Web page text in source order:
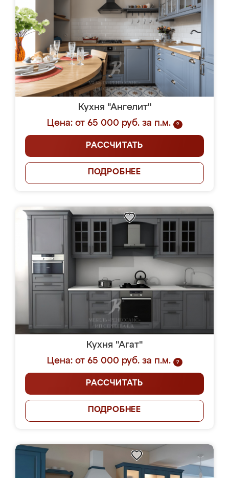
Кухня "Ангелит"
Цена: от 65 000 руб. за п.м.
?
РАССЧИТАТЬ
ПОДРОБНЕЕ
Кухня "Агат"
Цена: от 65 000 руб. за п.м.
?
РАССЧИТАТЬ
ПОДРОБНЕЕ